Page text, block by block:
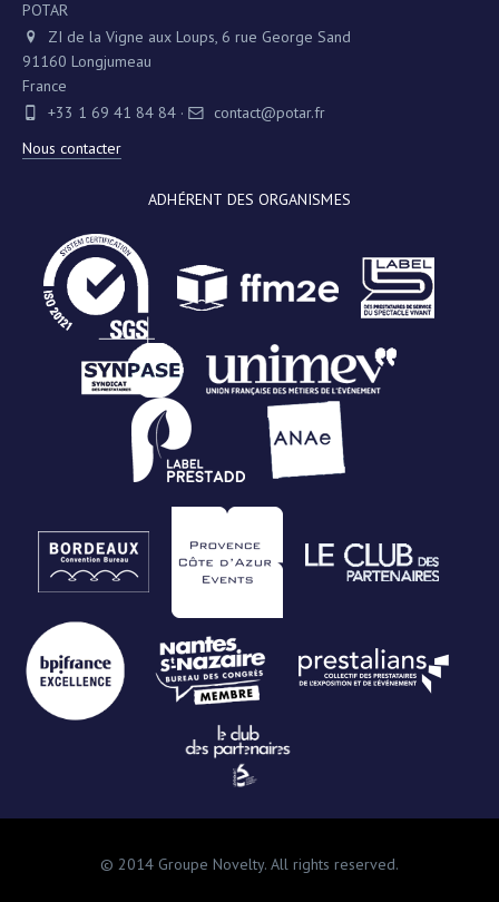
POTAR
ZI de la Vigne aux Loups, 6 rue George Sand
91160 Longjumeau
France
+33 1 69 41 84 84 ·
contact@potar.fr
Nous contacter
ADHÉRENT DES ORGANISMES
© 2014 Groupe Novelty. All rights reserved.